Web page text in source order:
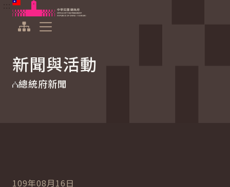
跳到主要內容
中華民國總統府
新聞與活動
總統府新聞
109年08月16日